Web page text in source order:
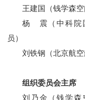
王建国（钱学森空
杨 震（中科院
员）
刘铁钢（北京航
组织委员会主席
刘乃金（钱学森